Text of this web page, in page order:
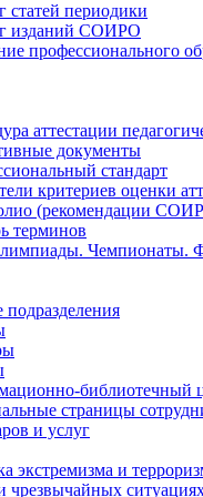
статей периодики
изданий СОИРО
профессионального
аттестации
документы
стандарт
критериев оценки
(рекомендации
терминов
Чемпионаты.
библиотечный
страницы
и услуг
экстремизма и
чрезвычайных